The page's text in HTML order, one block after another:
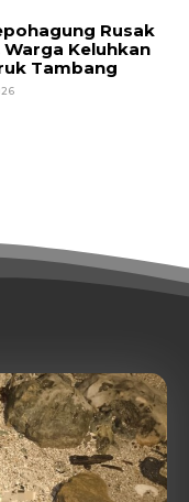
Rusak
Keluhkan
Tambang